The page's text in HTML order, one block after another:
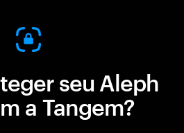
seu Aleph
a Tangem?